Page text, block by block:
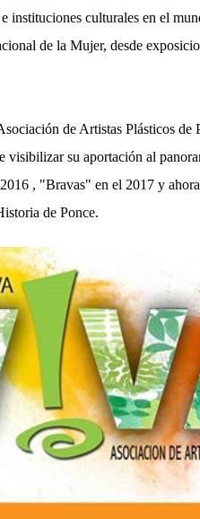
instituciones culturales en el
de la Mujer, desde
de Artistas Plásticos
visibilizar su aportación al
, "Bravas" en el 2017 y
de Ponce.